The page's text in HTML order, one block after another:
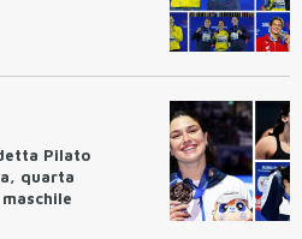
Pilato
quarta